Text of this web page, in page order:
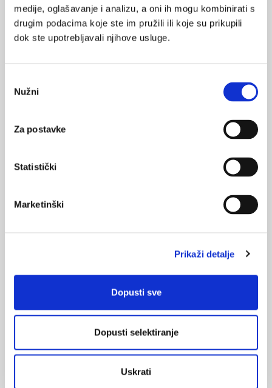
medije, oglašavanje i analizu, a oni ih mogu kombinirati s
drugim podacima koje ste im pružili ili koje su prikupili
dok ste upotrebljavali njihove usluge.
pristanka
Nužni
Za postavke
Statistički
Marketinški
Prikaži detalje
Dopusti sve
Dopusti selektiranje
Uskrati
> Tomislav Kuliš; Maja Gašparić; Maja Prižmić; Dražen Kovačić;
Adela Kolumbić Lakoš; Željko Kaštelan
Simptomi i kvaliteta života u bolesnika s BPH
Muško zdravlje
Medicus (1/2025)
Od nevidljivog do fatalnog: izabrane teme iz
kardiologije, nefrologije i endokrinologije